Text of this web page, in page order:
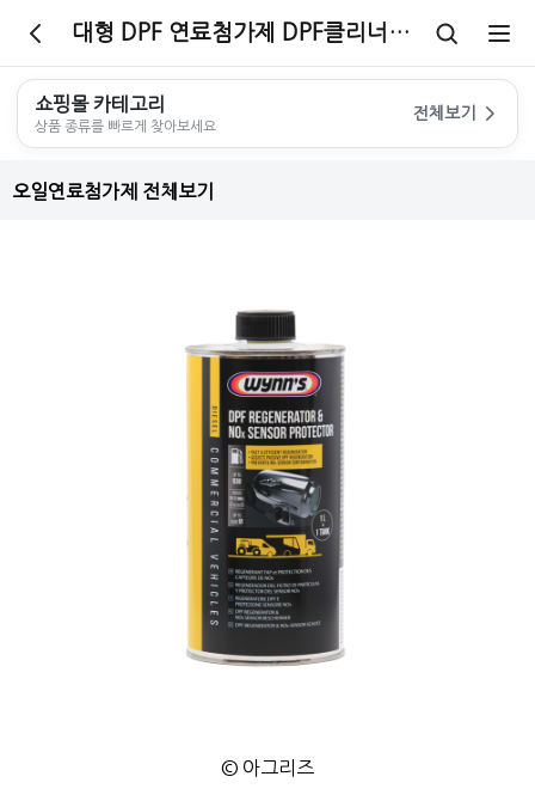
대형 DPF 연료첨가제 DPF클리너 & Nox센서 보호제 (대형트럭/버스)
쇼핑몰 카테고리
상품 종류를 빠르게 찾아보세요
전체보기
오일연료첨가제 전체보기
© 아그리즈